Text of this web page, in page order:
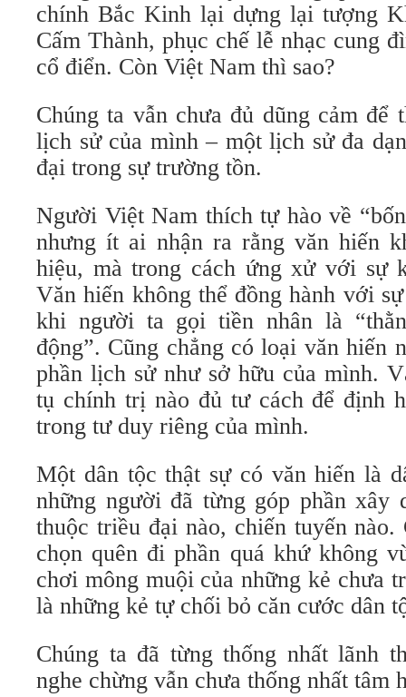
chính Bắc Kinh lại dựng lại tượng
Cấm Thành, phục chế lễ nhạc cung
cổ điển. Còn Việt Nam thì sao?
Chúng ta vẫn chưa đủ dũng cảm để
lịch sử của mình – một lịch sử đa
đại trong sự trường tồn.
Người Việt Nam thích tự hào về
nhưng ít ai nhận ra rằng văn hiến
hiệu, mà trong cách ứng xử với sự
Văn hiến không thể đồng hành với
khi người ta gọi tiền nhân là
động”. Cũng chẳng có loại văn hiến
phần lịch sử như sở hữu của mình.
tụ chính trị nào đủ tư cách để định
trong tư duy riêng của mình.
Một dân tộc thật sự có văn hiến là
những người đã từng góp phần xây
thuộc triều đại nào, chiến tuyến
chọn quên đi phần quá khứ không
chơi mông muội của những kẻ chưa
là những kẻ tự chối bỏ căn cước dân
Chúng ta đã từng thống nhất lãnh
nghe chừng vẫn chưa thống nhất tâm